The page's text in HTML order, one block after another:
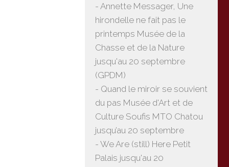
- Annette Messager, Une
hirondelle ne fait pas le
printemps Musée de la
Chasse et de la Nature
jusqu'au 20 septembre
(GPDM)
- Quand le miroir se souvient
du pas Musée d'Art et de
Culture Soufis MTO Chatou
jusqu’au 20 septembre
- We Are (still) Here Petit
Palais jusqu'au 20